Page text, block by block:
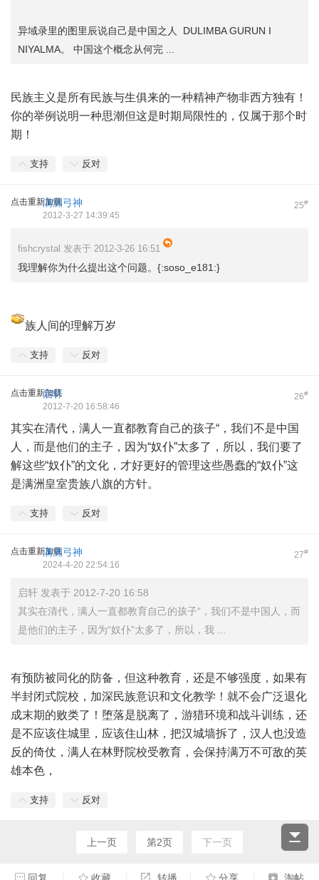
异域录里的图里辰说自己是中国之人 DULIMBA GURUN I
NIYALMA。 中国这个概念从何完 ...
民族主义是所有民族与生俱来的一种精神产物非西方独有！
你的举例说明一种思潮但这是时期局限性的，仅属于那个时
期！
支持 反对
点击重新加载 25#
满洲弓神
2012-3-27 14:39:45
fishcrystal 发表于 2012-3-26 16:51
我理解你为什么提出这个问题。{:soso_e181:}
族人间的理解万岁
支持 反对
点击重新加载 26#
启轩
2012-7-20 16:58:46
其实在清代，满人一直都教育自己的孩子“，我们不是中国
人，而是他们的主子，因为“奴仆”太多了，所以，我们要了
解这些“奴仆”的文化，才好更好的管理这些愚蠢的“奴仆”这
是满洲皇室贵族八旗的方针。
支持 反对
点击重新加载 27#
满洲弓神
2024-4-20 22:54:16
启轩 发表于 2012-7-20 16:58
其实在清代，满人一直都教育自己的孩子“，我们不是中国人，而
是他们的主子，因为“奴仆”太多了，所以，我 ...
有预防被同化的防备，但这种教育，还是不够强度，如果有
半封闭式院校，加深民族意识和文化教学！就不会广泛退化
成末期的败类了！堕落是脱离了，游猎环境和战斗训练，还
是不应该住城里，应该住山林，把汉城墙拆了，汉人也没造
反的倚仗，满人在林野院校受教育，会保持满万不可敌的英
雄本色，
支持 反对
上一页 第2页 下一页